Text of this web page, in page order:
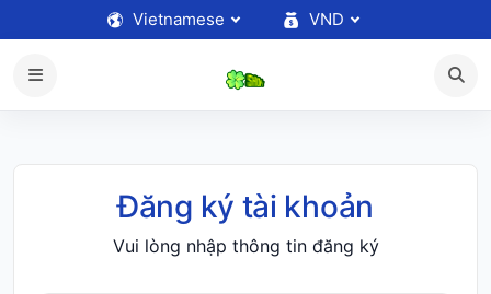
Vietnamese VND
Đăng ký tài khoản
Vui lòng nhập thông tin đăng ký